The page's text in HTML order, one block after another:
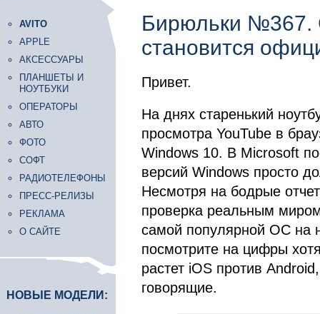
AVITO
APPLE
АКСЕССУАРЫ
ПЛАНШЕТЫ И
НОУТБУКИ
ОПЕРАТОРЫ
АВТО
ФОТО
СОФТ
РАДИОТЕЛЕФОНЫ
ПРЕСС-РЕЛИЗЫ
РЕКЛАМА
О САЙТЕ
НОВЫЕ МОДЕЛИ:
Бирюльки №367.
становится
Привет.
На днях старенький
просмотра YouTube в
Windows 10. В Microsoft
версий Windows просто
Несмотря на бодрые
проверка реальным
самой популярной ОС на
посмотрите на цифры
растет iOS против
говорящие.